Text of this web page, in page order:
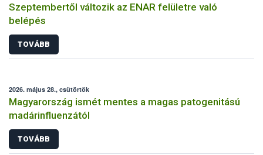
Szeptembertől változik az ENAR felületre való
belépés
TOVÁBB
2026. május 28., csütörtök
Magyarország ismét mentes a magas patogenitású
madárinfluenzától
TOVÁBB